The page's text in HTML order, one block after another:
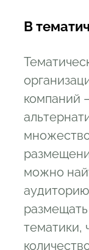
В
компаний
можно
тематики,